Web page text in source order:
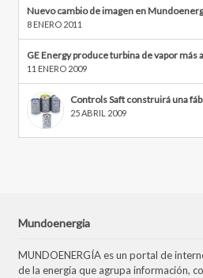
Nuevo cambio de imagen en
8 ENERO 2011
GE Energy produce turbina de vapor más
11 ENERO 2009
Controls Saft construirá una
25 ABRIL 2009
Mundoenergia
MUNDOENERGÍA es un portal de
de la energía que agrupa información,